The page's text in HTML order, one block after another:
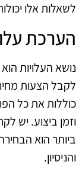
לשאלות אלו
הערכת
נושא העלויות
לקבל הצעות
כוללות את כל
וזמן ביצוע. יש
ביותר הוא
והניסיון.